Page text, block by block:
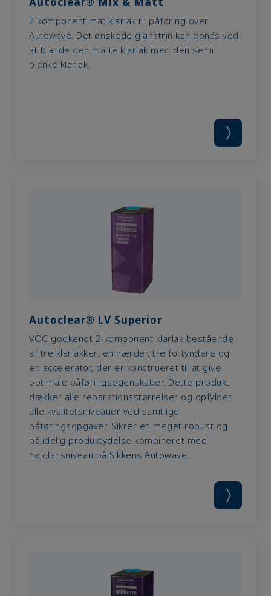
2 komponent mat klarlak til påføring over
Autowave. Det ønskede glanstrin kan opnås ved
at blande den matte klarlak med den semi
blanke klarlak.
Autoclear® LV Superior
VOC-godkendt 2-komponent klarlak bestående
af tre klarlakker; en hærder, tre fortyndere og
en accelerator, der er konstrueret til at give
optimale påføringsegenskaber. Dette produkt
dækker alle reparationsstørrelser og opfylder
alle kvalitetsniveauer ved samtlige
påføringsopgaver. Sikrer en meget robust og
pålidelig produktydelse kombineret med
højglansniveau på Sikkens Autowave.